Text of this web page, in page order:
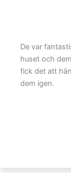
utsidan på
och de
använda